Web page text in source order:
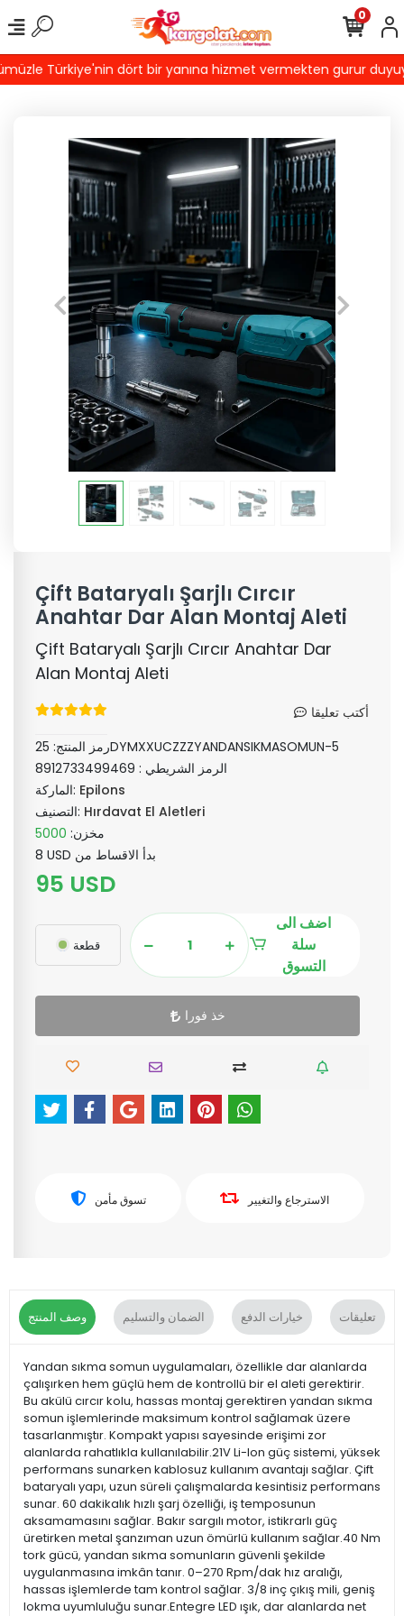
Türkiye'nin dört bir yanına hizmet vermekten gurur
0
Çift Bataryalı Şarjlı Cırcır
Anahtar Dar Alan Montaj Aleti
Çift Bataryalı Şarjlı Cırcır Anahtar Dar
Alan Montaj Aleti
أكتب تعليقا
رمز المنتج:25DYMXXUCZZZYANDANSIKMASOMUN-5
الرمز الشريطي : 8912733499469
الماركة: Epilons
التصنيف: Hırdavat El Aletleri
مخزن: 5000
8 USD بدأ الاقساط من
95 USD
قطعة
اضف الى
سلة
التسوق
خذ فورا
تسوق مأمن الاسترجاع والتغيير
وصف المنتج الضمان والتسليم خيارات الدفع تعليقات
Yandan sıkma somun uygulamaları, özellikle dar alanlarda
çalışırken hem güçlü hem de kontrollü bir el aleti gerektirir.
Bu akülü cırcır kolu, hassas montaj gerektiren yandan sıkma
somun işlemlerinde maksimum kontrol sağlamak üzere
tasarlanmıştır. Kompakt yapısı sayesinde erişimi zor
alanlarda rahatlıkla kullanılabilir.21V Li-Ion güç sistemi, yüksek
performans sunarken kablosuz kullanım avantajı sağlar. Çift
bataryalı yapı, uzun süreli çalışmalarda kesintisiz performans
sunar. 60 dakikalık hızlı şarj özelliği, iş temposunun
aksamamasını sağlar. Bakır sargılı motor, istikrarlı güç
üretirken metal şanzıman uzun ömürlü kullanım sağlar.40 Nm
tork gücü, yandan sıkma somunların güvenli şekilde
uygulanmasına imkân tanır. 0–270 Rpm/dak hız aralığı,
hassas işlemlerde tam kontrol sağlar. 3/8 inç çıkış mili, geniş
lokma uyumluluğu sunar.Entegre LED ışık, dar alanlarda net